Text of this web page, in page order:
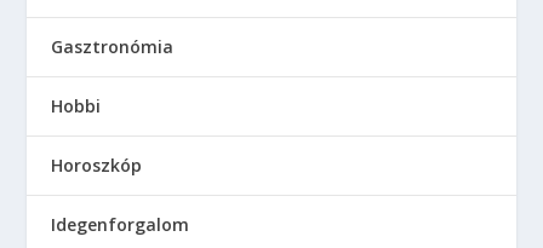
Gasztronómia
Hobbi
Horoszkóp
Idegenforgalom